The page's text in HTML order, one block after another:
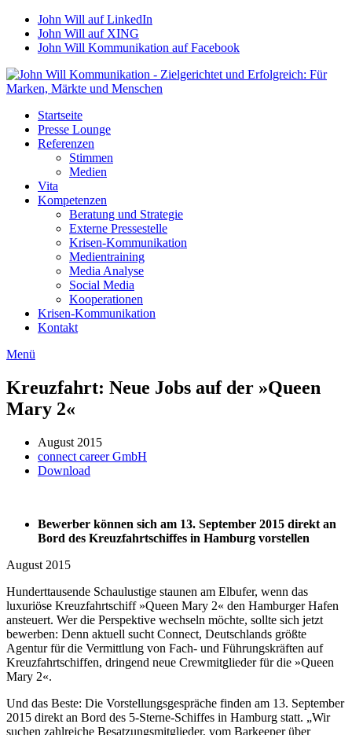
John Will auf LinkedIn
John Will auf XING
John Will Kommunikation auf Facebook
Startseite
Presse Lounge
Referenzen
Stimmen
Medien
Vita
Kompetenzen
Beratung und Strategie
Externe Pressestelle
Krisen-Kommunikation
Medientraining
Media Analyse
Social Media
Kooperationen
Krisen-Kommunikation
Kontakt
Menü
Kreuzfahrt: Neue Jobs auf der »Queen
Mary 2«
August 2015
connect career GmbH
Download
Bewerber können sich am 13. September 2015 direkt an
Bord des Kreuzfahrtschiffes in Hamburg vorstellen
August 2015
Hunderttausende Schaulustige staunen am Elbufer, wenn das
luxuriöse Kreuzfahrtschiff »Queen Mary 2« den Hamburger Hafen
ansteuert. Wer die Perspektive wechseln möchte, sollte sich jetzt
bewerben: Denn aktuell sucht Connect, Deutschlands größte
Agentur für die Vermittlung von Fach- und Führungskräften auf
Kreuzfahrtschiffen, dringend neue Crewmitglieder für die »Queen
Mary 2«.
Und das Beste: Die Vorstellungsgespräche finden am 13. September
2015 direkt an Bord des 5-Sterne-Schiffes in Hamburg statt. „Wir
suchen zahlreiche Besatzungsmitglieder, vom Barkeeper über